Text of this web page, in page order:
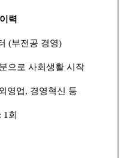
력
(부전공 경영)
으로 사회생활 시작
영업, 경영혁신 등
1회